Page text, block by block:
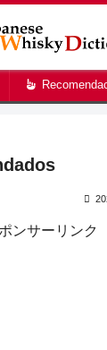
ンサーリンク